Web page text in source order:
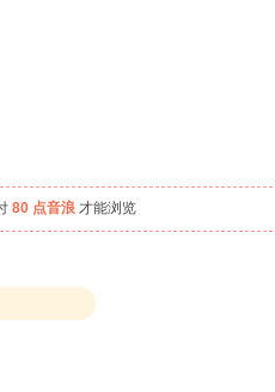
80 点音浪 才能浏览